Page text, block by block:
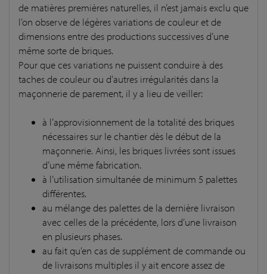
de matières premières naturelles, il n’est jamais exclu que
l’on observe de légères variations de couleur et de
dimensions entre des productions successives d’une
même sorte de briques.
Pour que ces variations ne puissent conduire à des
taches de couleur ou d’autres irrégularités dans la
maçonnerie de parement, il y a lieu de veiller:
à l’approvisionnement de la totalité des briques
nécessaires sur le chantier dès le début de la
maçonnerie. Ainsi, les briques livrées sont issues
d’une même fabrication.
à l’utilisation simultanée de minimum 5 palettes
différentes.
au mélange des palettes de la dernière livraison
avec celles de la précédente, lors d’une livraison
en plusieurs phases.
au fait qu’en cas de supplément de commande ou
de livraisons multiples il y ait encore assez de